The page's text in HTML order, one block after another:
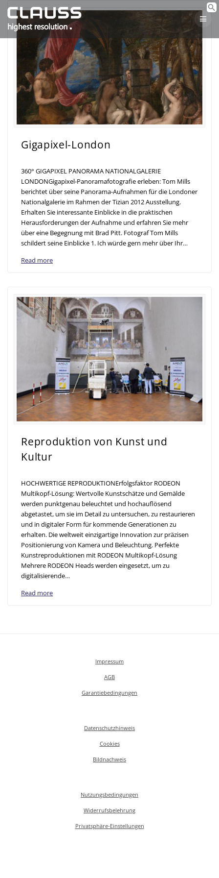
Gigapixel-London
360° GIGAPIXEL PANORAMA NATIONALGALERIE
LONDONGigapixel-Panoramafotografie erleben: Tom Mills
berichtet über seine Panorama-Aufnahmen für die Londoner
Nationalgalerie im Rahmen der Tizian 2012 Ausstellung.
Erhalten Sie interessante Einblicke in die praktischen
Herausforderungen der Aufnahme und erfahren Sie mehr
über eine Begegnung mit Brad Pitt. Fotograf Tom Mills
schildert seine Einblicke 1. Ich würde gern mehr über Ihr…
Read more
Reproduktion von Kunst und
Kultur
HOCHWERTIGE REPRODUKTIONErfolgsfaktor RODEON
Multikopf-Lösung: Wertvolle Kunstschätze und Gemälde
werden punktgenau beleuchtet und hochauflösend
abgetastet, um sie im Detail zu untersuchen, zu restaurieren
und in digitaler Form für kommende Generationen zu
erhalten. Die weltweit einzigartige Innovation zur präzisen
Positionierung von Kamera und Beleuchtung. Perfekte
Kunstreproduktionen mit RODEON Multikopf-Lösung
Mehrere RODEON Heads werden eingesetzt, um zu
digitalisierende…
Read more
Impressum
AGB
Garantiebedingungen
Datenschutzhinweis
Cookies
Bildnachweis
Nutzungsbedingungen
Widerrufsbelehrung
Privatsphäre-Einstellungen